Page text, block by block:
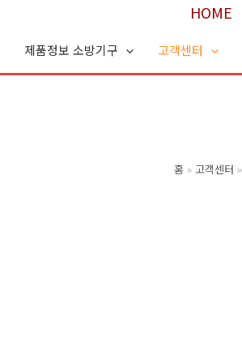
HOME
제품정보 소방기구 고객센터
홈 고객센터